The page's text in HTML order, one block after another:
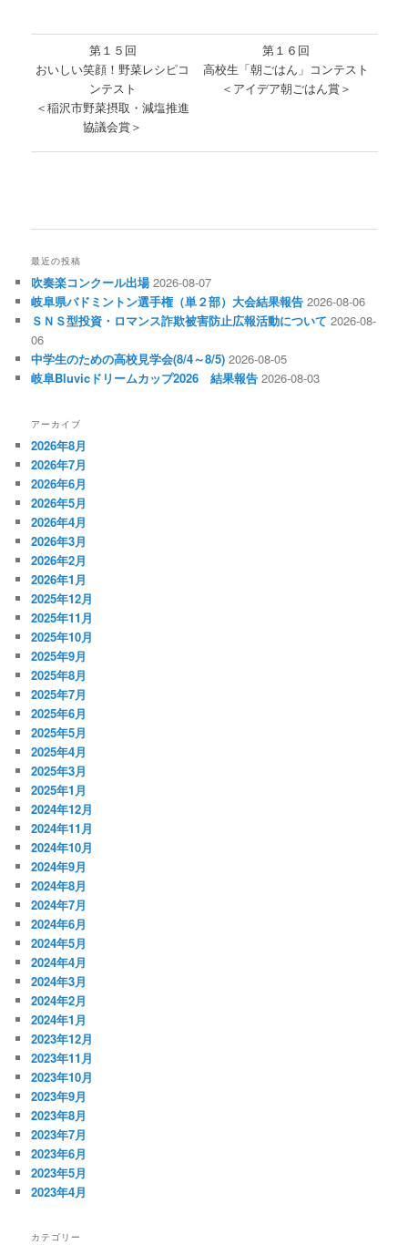
第１５回
おいしい笑顔！野菜レシピコ
ンテスト
＜稲沢市野菜摂取・減塩推進
協議会賞＞
第１６回
高校生「朝ごはん」コンテスト
＜アイデア朝ごはん賞＞
最近の投稿
吹奏楽コンクール出場 2026-08-07
岐阜県バドミントン選手権（単２部）大会結果報告 2026-08-06
ＳＮＳ型投資・ロマンス詐欺被害防止広報活動について 2026-08-
06
中学生のための高校見学会(8/4～8/5) 2026-08-05
岐阜Bluvicドリームカップ2026 結果報告 2026-08-03
アーカイブ
2026年8月
2026年7月
2026年6月
2026年5月
2026年4月
2026年3月
2026年2月
2026年1月
2025年12月
2025年11月
2025年10月
2025年9月
2025年8月
2025年7月
2025年6月
2025年5月
2025年4月
2025年3月
2025年1月
2024年12月
2024年11月
2024年10月
2024年9月
2024年8月
2024年7月
2024年6月
2024年5月
2024年4月
2024年3月
2024年2月
2024年1月
2023年12月
2023年11月
2023年10月
2023年9月
2023年8月
2023年7月
2023年6月
2023年5月
2023年4月
カテゴリー